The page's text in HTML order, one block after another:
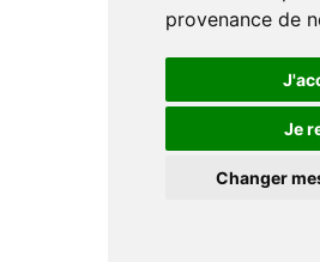
provenance de
Je
Changer